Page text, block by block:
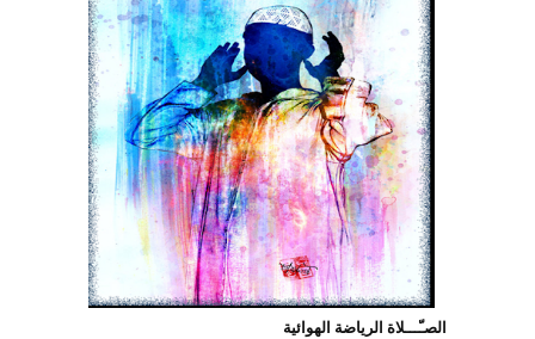
الصـّـــلاة الرياضة الهوائية